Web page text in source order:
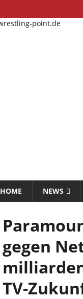
HOME NEWS
gegen
TV-